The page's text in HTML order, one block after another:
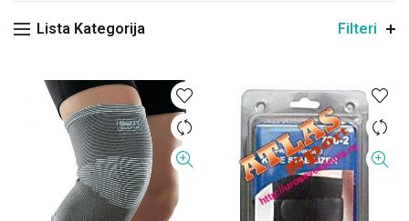
Lista Kategorija Filteri